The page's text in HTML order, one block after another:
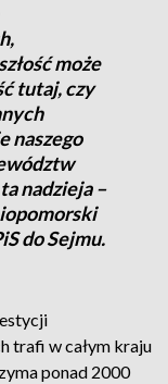
może
tutaj, czy
naszego
nadzieja –
do Sejmu.
trafi w całym kraju
ponad 2000